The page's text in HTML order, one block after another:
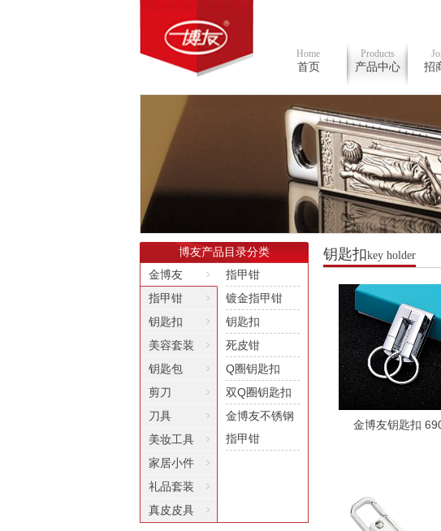
Home
首页
Products
产品中心 招
博友产品目录分类
金博友
指甲钳
钥匙扣
美容套装
钥匙包
剪刀
刀具
美妆工具
家居小件
礼品套装
真皮皮具
指甲钳
镀金指甲钳
钥匙扣
死皮钳
Q圈钥匙扣
双Q圈钥匙扣
金博友不锈钢
指甲钳
钥匙扣key holder
金博友钥匙扣